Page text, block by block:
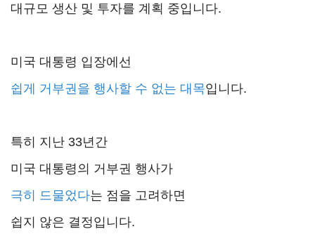
대규모 생산 및 투자를 계획 중입니다.
미국 대통령 입장에선
쉽게 거부권을 행사할 수 없는 대목입니다.
특히 지난 33년간
미국 대통령의 거부권 행사가
극히 드물었다는 점을 고려하면
쉽지 않은 결정입니다.